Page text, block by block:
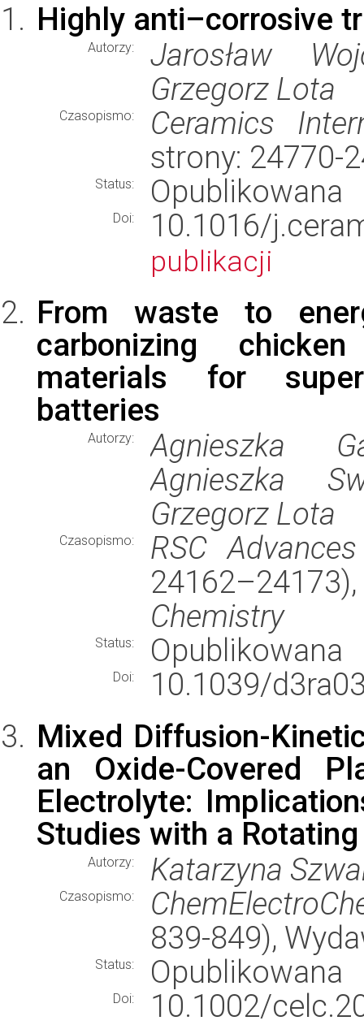
Highly anti–corrosive
Autorzy:
Jarosław
Grzegorz Lota
Czasopismo:
Ceramics
strony: 24770-
Status: Opublikowana
Doi: 10.1016/
publikacji
From waste to
carbonizing
materials for
batteries
Autorzy:
Agnieszka
Agnieszka
Grzegorz Lota
Czasopismo: RSC Advances
Chemistry
Status: Opublikowana
Doi:
10.1039/
Mixed Diffusion-
an Oxide-Covered
Electrolyte:
Studies with a
Autorzy: Katarzyna
Czasopismo:
839-849),
Status: Opublikowana
Doi:
10.1002/